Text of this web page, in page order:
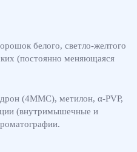
белого, светло-желтого
(постоянно меняющаяся
(4ММС), метилон, α-PVP,
(внутримышечные и